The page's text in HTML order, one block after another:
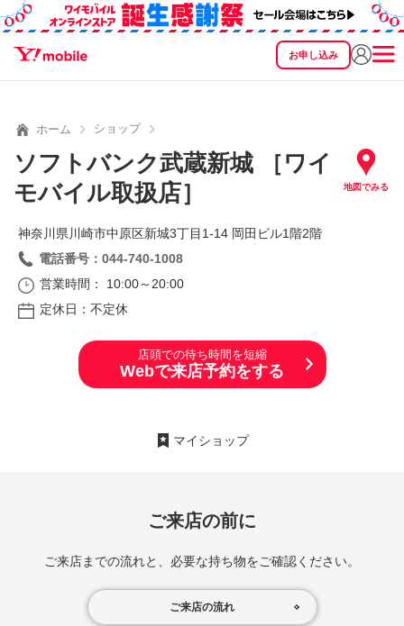
お申し込み
SEARCH
ホーム ショップ
ソフトバンク武蔵新城 ［ワイ
モバイル取扱店］
地図でみる
神奈川県川崎市中原区新城3丁目1‐14 岡田ビル1階2階
電話番号：044-740-1008
営業時間： 10:00～20:00
定休日：不定休
店頭での待ち時間を短縮
Webで来店予約をする
マイショップ
ご来店の前に
ご来店までの流れと、必要な持ち物をご確認ください。
ご来店の流れ